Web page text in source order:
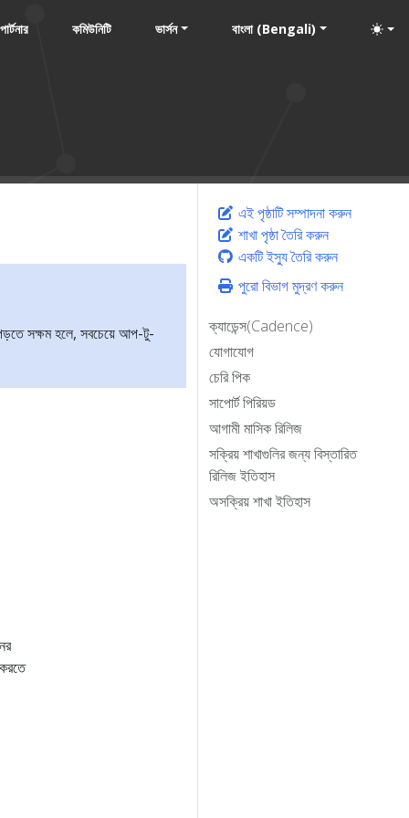
পার্টনার কমিউনিটি ভার্সন বাংলা (Bengali)
এই পৃষ্ঠাটি সম্পাদনা করুন
শাখা পৃষ্ঠা তৈরি করুন
একটি ইস্যু তৈরি করুন
পুরো বিভাগ মুদ্রণ করুন
ক্যাডেন্স(Cadence)
যোগাযোগ
চেরি পিক
সাপোর্ট পিরিয়ড
আগামী মাসিক রিলিজ
সক্রিয় শাখাগুলির জন্য বিস্তারিত
রিলিজ ইতিহাস
অসক্রিয় শাখা ইতিহাস
সক্ষম হলে, সবচেয়ে আপ-টু-